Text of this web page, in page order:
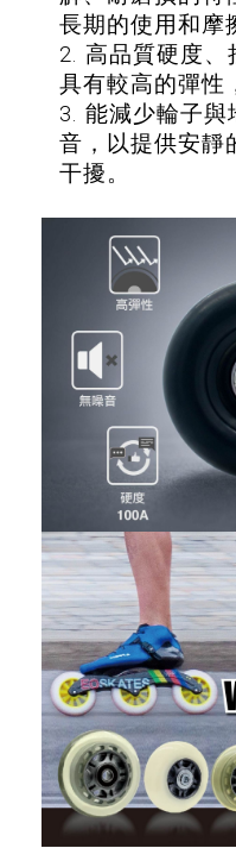
長期的使用和摩
2. 高品質硬度、
具有較高的彈性
3. 能減少輪子與
音，以提供安靜
干擾。